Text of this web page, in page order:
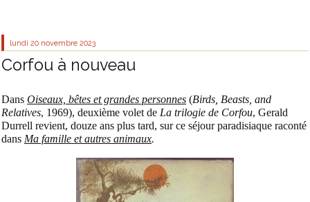
lundi 20 novembre 2023
Corfou à nouveau
Dans Oiseaux, bêtes et grandes personnes (Birds, Beasts, and
Relatives, 1969), deuxième volet de La trilogie de Corfou, Gerald
Durrell revient, douze ans plus tard, sur ce séjour paradisiaque raconté
dans Ma famille et autres animaux.